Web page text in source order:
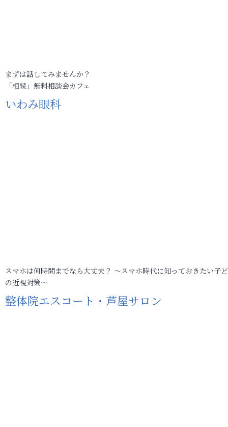
まずは話してみませんか？
「相続」無料相談会カフェ
いわみ眼科
スマホは何時間までなら大丈夫？ ～スマホ時代に知っておきたい子
の近視対策～
整体院エスコート・芦屋サロン